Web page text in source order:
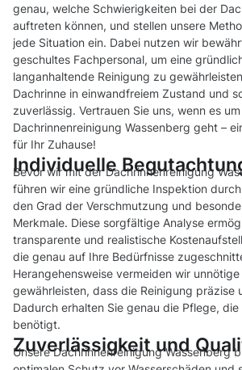
genau, welche Schwierigkeiten bei der
auftreten können, und stellen unsere
jede Situation ein. Dabei nutzen wir
geschultes Fachpersonal, um eine
langanhaltende Reinigung zu
Dachrinne in einwandfreiem Zustand und
zuverlässig. Vertrauen Sie uns, wenn es
Dachrinnenreinigung Wassenberg geht –
für Ihr Zuhause!
Individuelle
Bevor wir mit der Dachrinnenreinigung
führen wir eine gründliche Inspektion
den Grad der Verschmutzung und
Merkmale. Diese sorgfältige Analyse
transparente und realistische
die genau auf Ihre Bedürfnisse
Herangehensweise vermeiden wir
gewährleisten, dass die Reinigung präzise
Dadurch erhalten Sie genau die Pflege,
benötigt.
Zuverlässigkeit und
Unsere Dachrinnenreinigung Wassenberg